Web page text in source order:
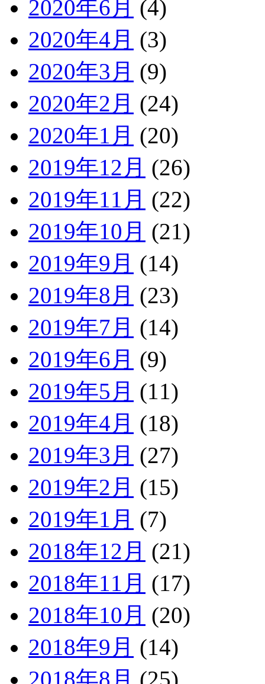
2020年6月 (4)
2020年4月 (3)
2020年3月 (9)
2020年2月 (24)
2020年1月 (20)
2019年12月 (26)
2019年11月 (22)
2019年10月 (21)
2019年9月 (14)
2019年8月 (23)
2019年7月 (14)
2019年6月 (9)
2019年5月 (11)
2019年4月 (18)
2019年3月 (27)
2019年2月 (15)
2019年1月 (7)
2018年12月 (21)
2018年11月 (17)
2018年10月 (20)
2018年9月 (14)